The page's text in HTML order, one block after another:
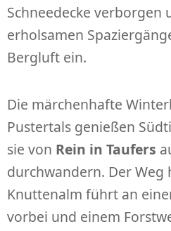
Schneedecke verborgen
erholsamen
Bergluft ein.
Die märchenhafte
Pustertals genießen
sie von Rein in Taufers
durchwandern. Der Weg
Knuttenalm führt an
vorbei und einem